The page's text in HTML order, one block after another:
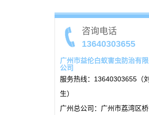
咨询电话
13640303655
广州市益伦白蚁害虫防治有限
公司
服务热线：13640303655（刘
生）
广州总公司：广州市荔湾区桥